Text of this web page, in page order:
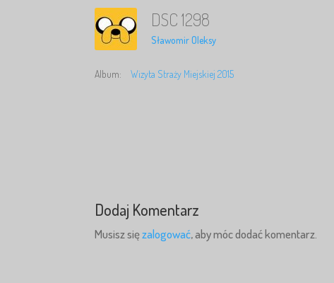
DSC 1298
Sławomir Oleksy
Album: Wizyta Straży Miejskiej 2015
Dodaj Komentarz
Musisz sięzalogować, aby móc dodać komentarz.